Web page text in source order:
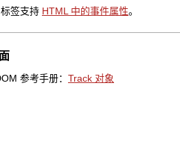
签支持 HTML 中的事件属性。
参考手册： Track 对象